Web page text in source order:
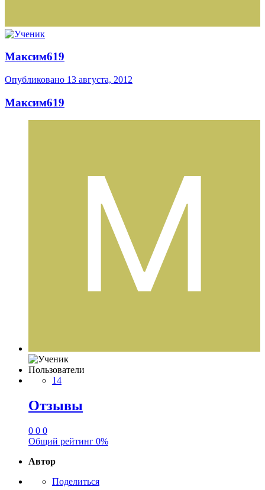
Максим619
Опубликовано 13 августа, 2012
Максим619
Пользователи
14
Отзывы
0 0 0
Общий рейтинг 0%
Автор
Поделиться